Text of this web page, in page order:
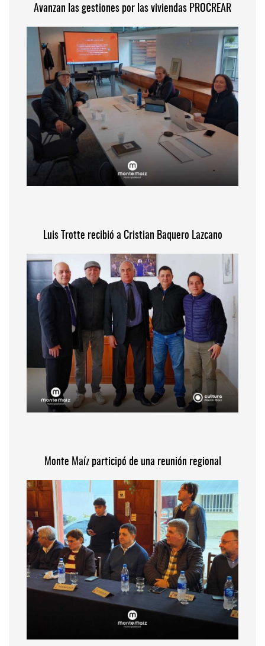
Avanzan las gestiones por las viviendas PROCREAR
Luis Trotte recibió a Cristian Baquero Lazcano
Monte Maíz participó de una reunión regional